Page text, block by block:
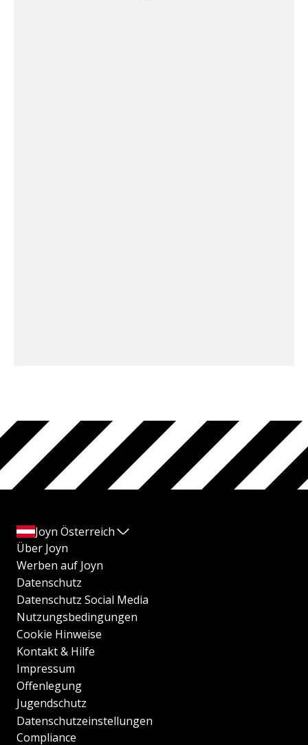
Joyn Österreich
Über Joyn
Werben auf Joyn
Datenschutz
Datenschutz Social Media
Nutzungsbedingungen
Cookie Hinweise
Kontakt & Hilfe
Impressum
Offenlegung
Jugendschutz
Datenschutzeinstellungen
Compliance